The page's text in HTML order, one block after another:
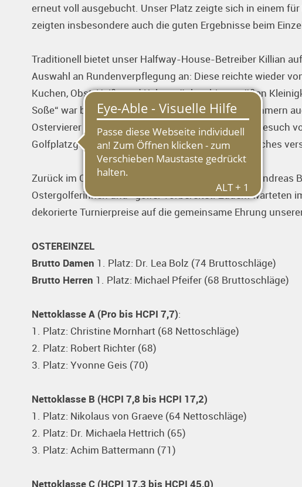
erneut voll ausgebucht. Unser Platz zeigte sich in einem
zeigten insbesondere auch die guten Ergebnisse beim
Traditionell bietet unser Halfway-House-Betreiber Killian
Auswahl an Rundenverpflegung an: Diese reichte wieder
Kuchen, Obst, Heiß- und Kaltgetränken bis zu süßen
Soße“ war bei unseren Teilnehmerinnen und Teilnehmern
Ostervierer hatten wir auch in diesem Jahr wieder Besuch
Golfplatzgelände unterwegs war und allerlei Österliches
Zurück im Clubhaus hatte auch unser Gastronom Andreas
Ostergolferinnen und -golfer vorbereitet. Zudem warteten
dekorierte Turnierpreise auf die gemeinsame Ehrung
OSTEREINZEL
Brutto Damen 1. Platz: Dr. Lea Bolz (74 Bruttoschläge)
Brutto Herren 1. Platz: Michael Pfeifer (68 Bruttoschläge)
Nettoklasse A (Pro bis HCPI 7,7):
1. Platz: Christine Mornhart (68 Nettoschläge)
2. Platz: Robert Richter (68)
3. Platz: Yvonne Geis (70)
Nettoklasse B (HCPI 7,8 bis HCPI 17,2)
1. Platz: Nikolaus von Graeve (64 Nettoschläge)
2. Platz: Dr. Michaela Hettrich (65)
3. Platz: Achim Battermann (71)
Nettoklasse C (HCPI 17,3 bis HCPI 45,0)